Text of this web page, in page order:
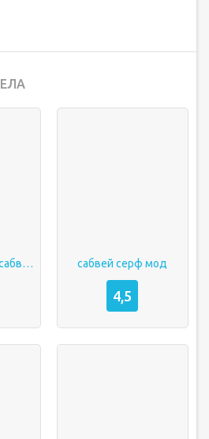
скачать читы на сабвей серф сабвей серф мод
4,5